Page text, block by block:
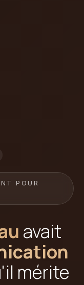
POUR
avait
mérite